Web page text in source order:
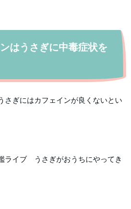
はうさぎに中毒症状を
さぎにはカフェインが良くないとい
ライブ うさぎがおうちにやってき